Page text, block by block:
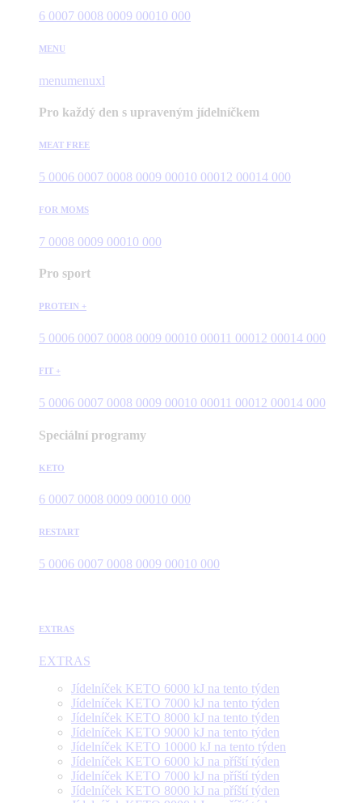
6 0007 0008 0009 00010 000
MENU
menumenuxl
Pro každý den s upraveným jídelníčkem
MEAT FREE
5 0006 0007 0008 0009 00010 00012 00014 000
FOR MOMS
7 0008 0009 00010 000
Pro sport
PROTEIN +
5 0006 0007 0008 0009 00010 00011 00012 00014 000
FIT +
5 0006 0007 0008 0009 00010 00011 00012 00014 000
Speciální programy
KETO
6 0007 0008 0009 00010 000
RESTART
5 0006 0007 0008 0009 00010 000
EXTRAS
EXTRAS
Jídelníček KETO 6000 kJ na tento týden
Jídelníček KETO 7000 kJ na tento týden
Jídelníček KETO 8000 kJ na tento týden
Jídelníček KETO 9000 kJ na tento týden
Jídelníček KETO 10000 kJ na tento týden
Jídelníček KETO 6000 kJ na příští týden
Jídelníček KETO 7000 kJ na příští týden
Jídelníček KETO 8000 kJ na příští týden